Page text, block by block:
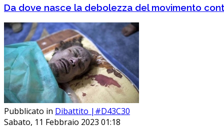
Da dove nasce la debolezza del movimento
Pubblicato in Dibattito |#D43C30
Sabato, 11 Febbraio 2023 01:18